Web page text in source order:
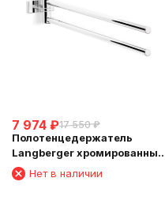
7 974 ₽17 550 ₽
Полотенцедержатель
Langberger хромированный
к стене двойной поворотный
10908A
Нет в наличии